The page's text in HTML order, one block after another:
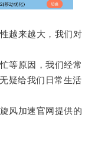
越来越大，我们对
等原因，我们经常
疑给我们日常生活
风加速官网提供的